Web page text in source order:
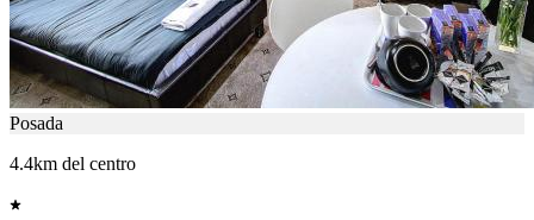
Posada
4.4km del centro